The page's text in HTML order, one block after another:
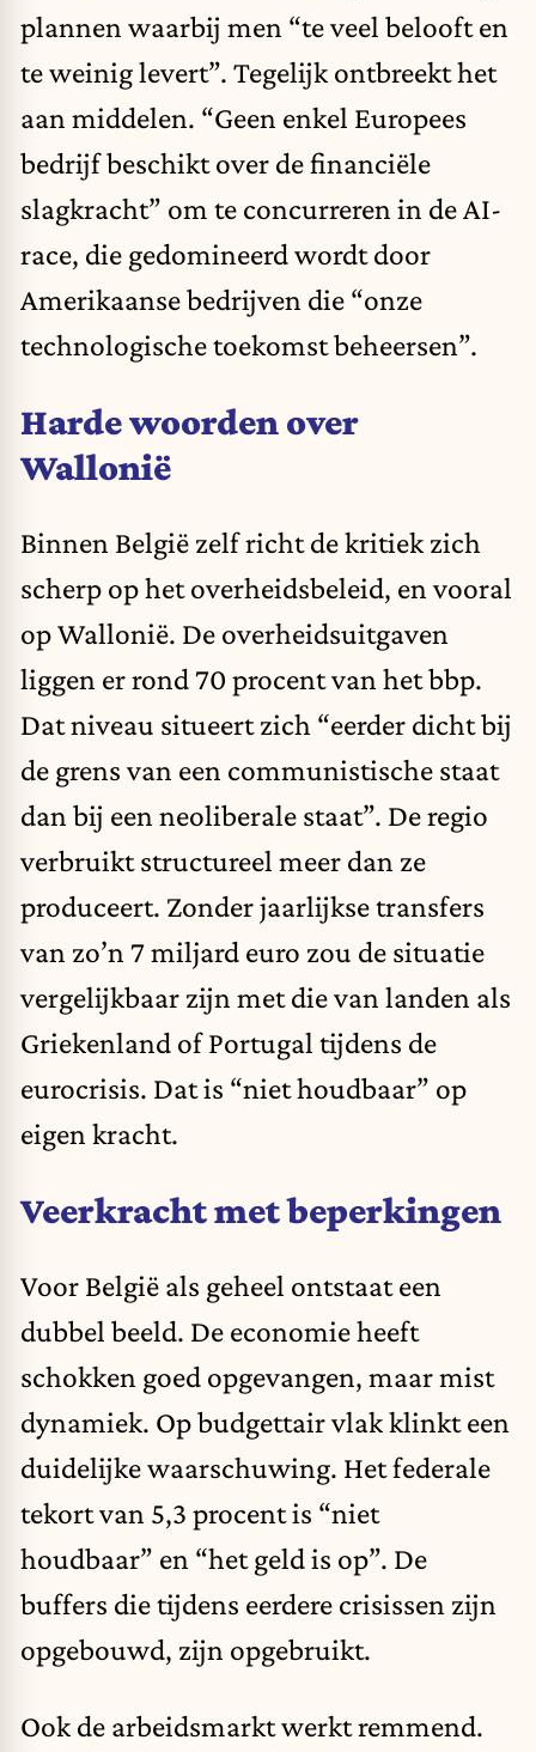
plannen waarbij men “te veel belooft en
te weinig levert”. Tegelijk ontbreekt het
aan middelen. “Geen enkel Europees
bedrijf beschikt over de financiële
slagkracht” om te concurreren in de AI-
race, die gedomineerd wordt door
Amerikaanse bedrijven die “onze
technologische toekomst beheersen”.
Harde woorden over
Wallonië
Binnen België zelf richt de kritiek zich
scherp op het overheidsbeleid, en vooral
op Wallonië. De overheidsuitgaven
liggen er rond 70 procent van het bbp.
Dat niveau situeert zich “eerder dicht bij
de grens van een communistische staat
dan bij een neoliberale staat”. De regio
verbruikt structureel meer dan ze
produceert. Zonder jaarlijkse transfers
van zo’n 7 miljard euro zou de situatie
vergelijkbaar zijn met die van landen als
Griekenland of Portugal tijdens de
eurocrisis. Dat is “niet houdbaar” op
eigen kracht.
Veerkracht met beperkingen
Voor België als geheel ontstaat een
dubbel beeld. De economie heeft
schokken goed opgevangen, maar mist
dynamiek. Op budgettair vlak klinkt een
duidelijke waarschuwing. Het federale
tekort van 5,3 procent is “niet
houdbaar” en “het geld is op”. De
buffers die tijdens eerdere crisissen zijn
opgebouwd, zijn opgebruikt.
Ook de arbeidsmarkt werkt remmend.